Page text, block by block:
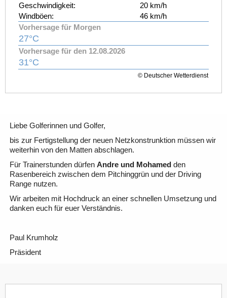
Geschwindigkeit:
20 km/h
Windböen:
46 km/h
Vorhersage für Morgen
27°C
Vorhersage für den 12.08.2026
31°C
© Deutscher Wetterdienst
Liebe Golferinnen und Golfer,
bis zur Fertigstellung der neuen Netzkonstrunktion müssen wir
weiterhin von den Matten abschlagen.
Für Trainerstunden dürfen Andre und Mohamedden
Rasenbereich zwischen dem Pitchinggrün und der Driving
Range nutzen.
Wir arbeiten mit Hochdruck an einer schnellen Umsetzung und
danken euch für euer Verständnis.
Paul Krumholz
Präsident